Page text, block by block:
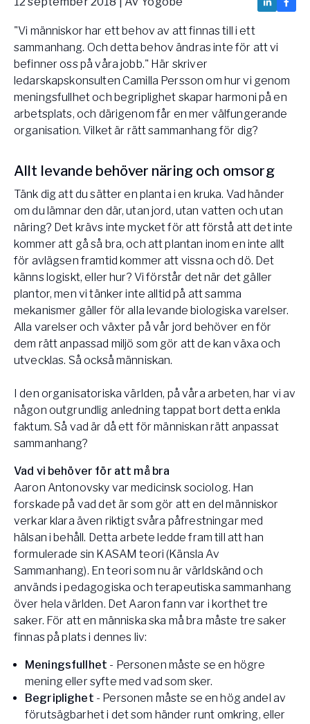
Så stöttar Yogobe patienter, förskrivare och sjukvården
FaR
Fysisk aktivitet på recept
Företag
Stöd till arbetsgivare, försäkringsbolag & organisationer
Arbetsgivare
Yogobe för yogalärare
Hotell & Konferens
"Vi människor har ett behov av att finnas till i ett
sammanhang. Och detta behov ändras inte för att vi
befinner oss på våra jobb." Här skriver
ledarskapskonsulten Camilla Persson om hur vi genom
meningsfullhet och begriplighet skapar harmoni på en
arbetsplats, och därigenom får en mer välfungerande
organisation. Vilket är rätt sammanhang för dig?
Allt levande behöver näring och omsorg
Tänk dig att du sätter en planta i en kruka. Vad händer
om du lämnar den där, utan jord, utan vatten och utan
näring? Det krävs inte mycket för att förstå att det inte
kommer att gå så bra, och att plantan inom en inte allt
för avlägsen framtid kommer att vissna och dö. Det
känns logiskt, eller hur? Vi förstår det när det gäller
plantor, men vi tänker inte alltid på att samma
mekanismer gäller för alla levande biologiska varelser.
Alla varelser och växter på vår jord behöver en för
dem rätt anpassad miljö som gör att de kan växa och
utvecklas. Så också människan.
​I den organisatoriska världen, på våra arbeten, har vi av
någon outgrundlig anledning tappat bort detta enkla
faktum. Så vad är då ett för människan rätt anpassat
sammanhang?
Vad vi behöver för att må bra
Aaron Antonovsky var medicinsk sociolog. Han
forskade på vad det är som gör att en del människor
verkar klara även riktigt svåra påfrestningar med
hälsan i behåll. Detta arbete ledde fram till att han
formulerade sin KASAM teori (Känsla Av
Sammanhang). En teori som nu är världskänd och
används i pedagogiska och terapeutiska sammanhang
över hela världen. Det Aaron fann var i korthet tre
saker. För att en människa ska må bra måste tre saker
finnas på plats i dennes liv:
Meningsfullhet - Personen måste se en högre
mening eller syfte med vad som sker.
Begriplighet - Personen måste se en hög andel av
förutsägbarhet i det som händer runt omkring, eller